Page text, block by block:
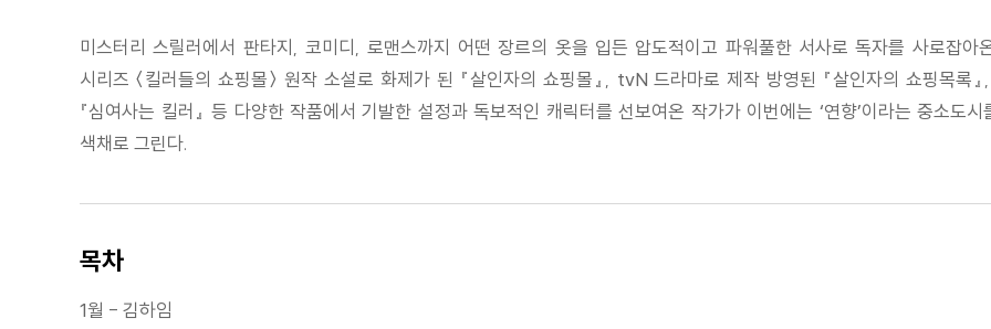
미스터리 스릴러에서 판타지, 코미디, 로맨스까지 어떤 장르의 옷을 입든 압도적이고 파워풀한 서사로 독자를 사로잡
시리즈 〈킬러들의 쇼핑몰〉 원작 소설로 화제가 된 『살인자의 쇼핑몰』, tvN 드라마로 제작 방영된 『살인자의 쇼핑목
『심여사는 킬러』 등 다양한 작품에서 기발한 설정과 독보적인 캐릭터를 선보여온 작가가 이번에는 ‘연향’이라는 중소도
색채로 그린다.
목차
1월 - 김하임